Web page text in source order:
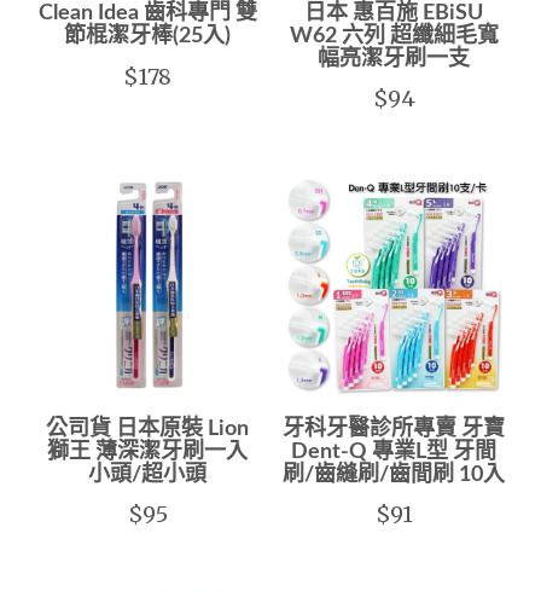
Clean Idea 齒科專門 雙
節棍潔牙棒(25入)
$178
日本 惠百施 EBiSU
W62 六列 超纖細毛寬
幅亮潔牙刷一支
$94
公司貨 日本原裝 Lion
獅王 薄深潔牙刷一入
小頭/超小頭
$95
牙科牙醫診所專賣 牙寶
Dent-Q 專業L型 牙間
刷/齒縫刷/齒間刷 10入
$91